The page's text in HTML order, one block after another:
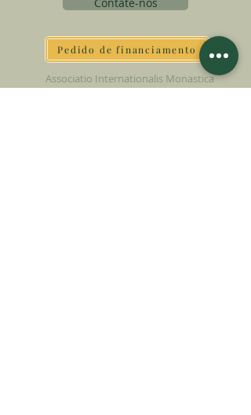
Pedido de financiamento
Associatio Internationalis Monastica